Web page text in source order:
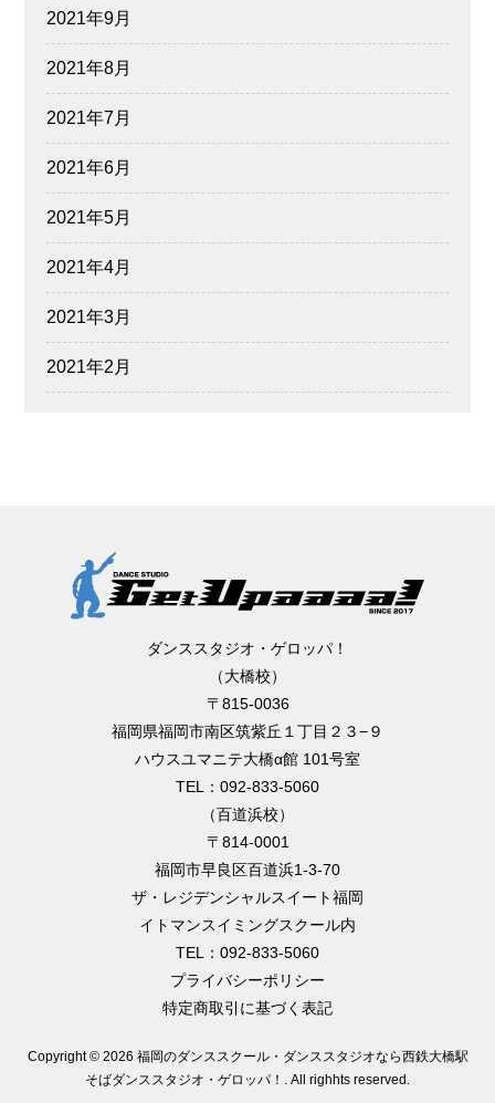
2021年9月
2021年8月
2021年7月
2021年6月
2021年5月
2021年4月
2021年3月
2021年2月
ダンススタジオ・ゲロッパ！
（大橋校）
〒815-0036
福岡県福岡市南区筑紫丘１丁目２３−９
ハウスユマニテ大橋α館 101号室
TEL：092-833-5060
（百道浜校）
〒814-0001
福岡市早良区百道浜1-3-70
ザ・レジデンシャルスイート福岡
イトマンスイミングスクール内
TEL：092-833-5060
プライバシーポリシー
特定商取引に基づく表記
Copyright © 2026 福岡のダンススクール・ダンススタジオなら西鉄大橋駅
そばダンススタジオ・ゲロッパ！ . All righhts reserved.